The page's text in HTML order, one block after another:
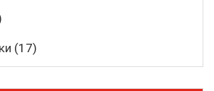
(17)